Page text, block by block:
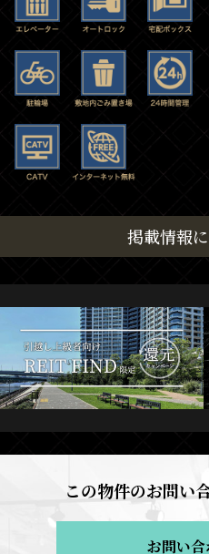
掲載情報
この物件のお問い
お問い